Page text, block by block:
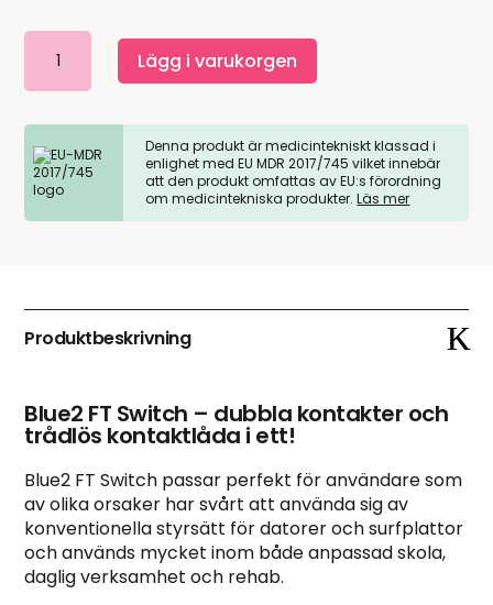
trådlös
mängd
Lägg i varukorgen
Denna produkt är medicintekniskt klassad i
enlighet med EU MDR 2017/745 vilket innebär
att den produkt omfattas av EU:s förordning
om medicintekniska produkter.Läs mer
Produktbeskrivning
Blue2 FT Switch – dubbla kontakter och
trådlös kontaktlåda i ett!
Blue2 FT Switch passar perfekt för användare som
av olika orsaker har svårt att använda sig av
konventionella styrsätt för datorer och surfplattor
och används mycket inom både anpassad skola,
daglig verksamhet och rehab.